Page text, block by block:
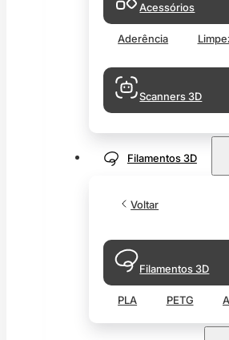
Acessórios
Aderência
Scanners 3D
Filamentos 3D
Voltar
Filamentos 3D
PLA PETG